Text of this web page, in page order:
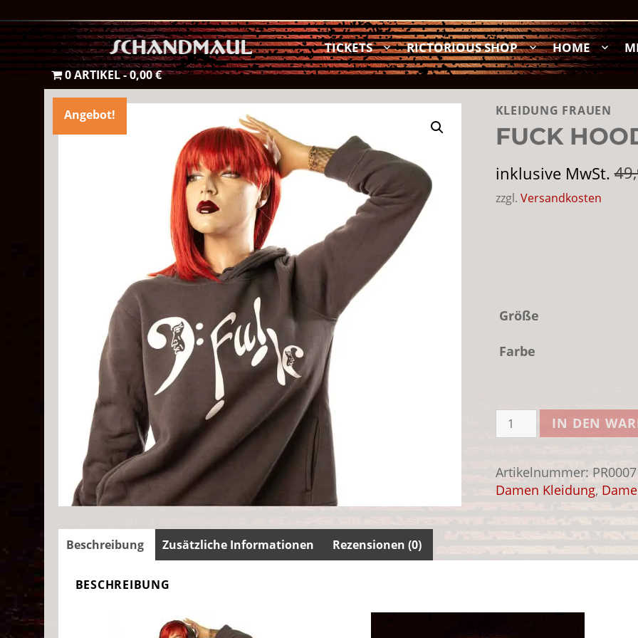
0 ARTIKEL 0,00 €
TICKETS RICTORIOUS SHOP HOME
Angebot! KLEIDUNG FRAUEN
FUCK
inklusive MwSt.
zzgl. Versandkosten
Größe
Farbe
Fuck
Hoodie
Menge
IN DEN
Artikelnummer: PR0007
Damen Kleidung,
Beschreibung Zusätzliche Informationen Rezensionen (0)
BESCHREIBUNG